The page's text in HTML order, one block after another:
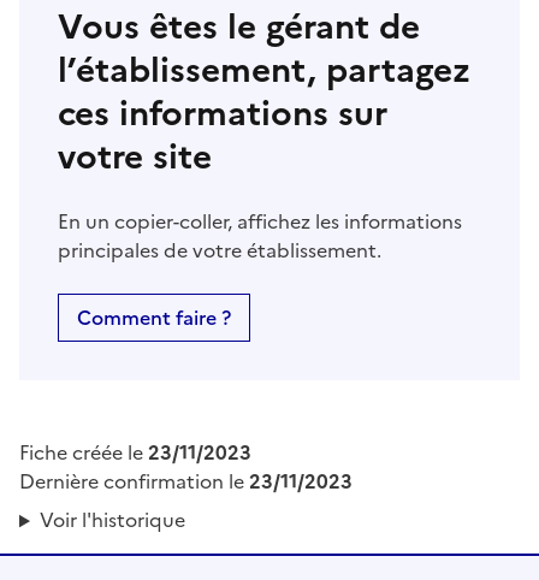
Vous êtes le gérant de
l’établissement, partagez
ces informations sur
votre site
En un copier-coller, affichez les informations
principales de votre établissement.
Comment faire ?
Fiche créée le23/11/2023
Dernière confirmation le23/11/2023
Voir l'historique